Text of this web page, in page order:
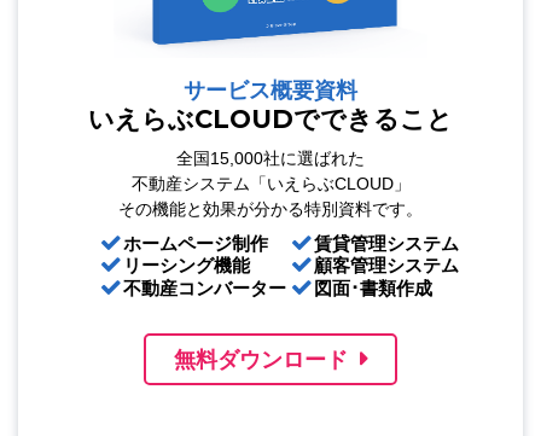
サービス概要資料
いえらぶCLOUDでできること
全国15,000社に選ばれた
不動産システム「いえらぶCLOUD」
その機能と効果が分かる特別資料です。
ホームページ制作
リーシング機能
不動産コンバーター
賃貸管理システム
顧客管理システム
図面･書類作成
無料ダウンロード